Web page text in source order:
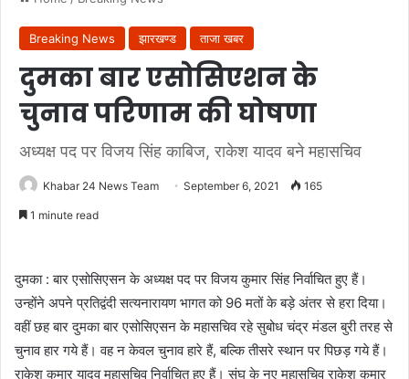
Breaking News झारखण्ड ताजा खबर
दुमका बार एसोसिएशन के
चुनाव परिणाम की घोषणा
अध्यक्ष पद पर विजय सिंह काबिज, राकेश यादव बने महासचिव
Khabar 24 News Team September 6, 2021 165
1 minute read
दुमका : बार एसोसिएसन के अध्यक्ष पद पर विजय कुमार सिंह निर्वाचित हुए हैं।
उन्होंने अपने प्रतिद्वंदी सत्यनारायण भागत को 96 मतों के बड़े अंतर से हरा दिया।
वहीं छह बार दुमका बार एसोसिएसन के महासचिव रहे सुबोध चंद्र मंडल बुरी तरह से
चुनाव हार गये हैं। वह न केवल चुनाव हारे हैं, बल्कि तीसरे स्थान पर पिछड़ गये हैं।
राकेश कुमार यादव महासचिव निर्वाचित हुए हैं। संघ के नए महासचिव राकेश कुमार